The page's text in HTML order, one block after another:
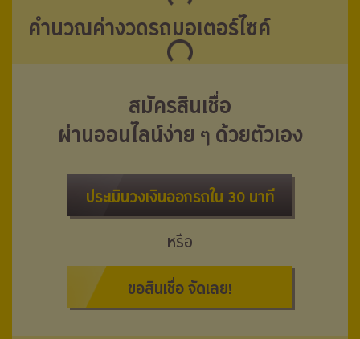
คำนวณค่างวดรถมอเตอร์ไซค์
สมัครสินเชื่อ
ผ่านออนไลน์ง่าย ๆ ด้วยตัวเอง
ประเมินวงเงินออกรถใน 30 นาที
หรือ
ขอสินเชื่อ จัดเลย!